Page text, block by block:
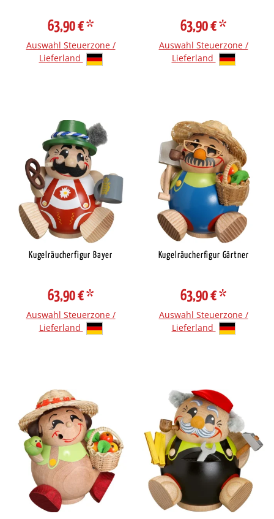
63,90 €*
Auswahl Steuerzone /
Lieferland
63,90 €*
Auswahl Steuerzone /
Lieferland
Kugelräucherfigur Bayer
63,90 €*
Auswahl Steuerzone /
Lieferland
Kugelräucherfigur Gärtner
63,90 €*
Auswahl Steuerzone /
Lieferland